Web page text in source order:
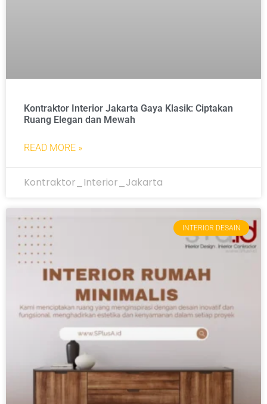
Kontraktor Interior Jakarta Gaya Klasik: Ciptakan
Ruang Elegan dan Mewah
READ MORE »
Kontraktor_Interior_Jakarta
INTERIOR DESAIN